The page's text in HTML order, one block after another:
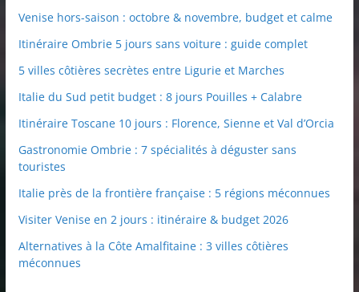
Venise hors-saison : octobre & novembre, budget et calme
Itinéraire Ombrie 5 jours sans voiture : guide complet
5 villes côtières secrètes entre Ligurie et Marches
Italie du Sud petit budget : 8 jours Pouilles + Calabre
Itinéraire Toscane 10 jours : Florence, Sienne et Val d’Orcia
Gastronomie Ombrie : 7 spécialités à déguster sans
touristes
Italie près de la frontière française : 5 régions méconnues
Visiter Venise en 2 jours : itinéraire & budget 2026
Alternatives à la Côte Amalfitaine : 3 villes côtières
méconnues